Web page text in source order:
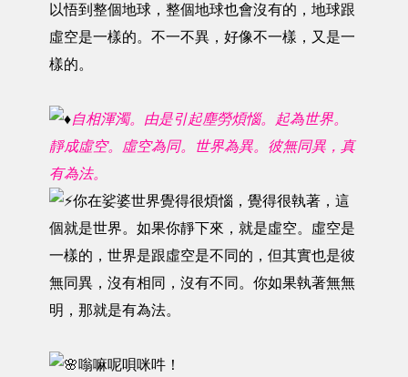
以悟到整個地球，整個地球也會沒有的，地球跟
虛空是一樣的。不一不異，好像不一樣，又是一
樣的。
自相渾濁。由是引起塵勞煩惱。起為世界。
靜成虛空。虛空為同。世界為異。彼無同異，真
有為法。
你在娑婆世界覺得很煩惱，覺得很執著，這
個就是世界。如果你靜下來，就是虛空。虛空是
一樣的，世界是跟虛空是不同的，但其實也是彼
無同異，沒有相同，沒有不同。你如果執著無無
明，那就是有為法。
嗡嘛呢唄咪吽！